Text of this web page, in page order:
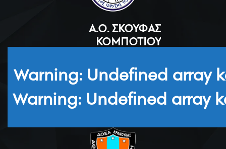
Α.Ο. ΣΚΟΥΦΆΣ
ΚΟΜΠΟΤΊΟΥ
Warning: Undefined array
Warning: Undefined array